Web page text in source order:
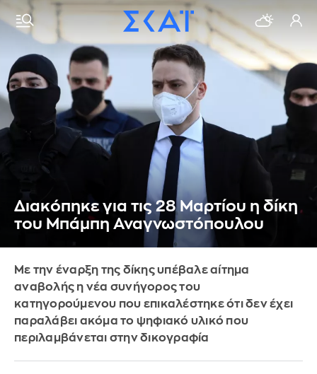
Διακόπηκε για τις 28 Μαρτίου η δίκη
του Μπάμπη Αναγνωστόπουλου
Με την έναρξη της δίκης υπέβαλε αίτημα
αναβολής η νέα συνήγορος του
κατηγορούμενου που επικαλέστηκε ότι δεν έχει
παραλάβει ακόμα το ψηφιακό υλικό που
περιλαμβάνεται στην δικογραφία